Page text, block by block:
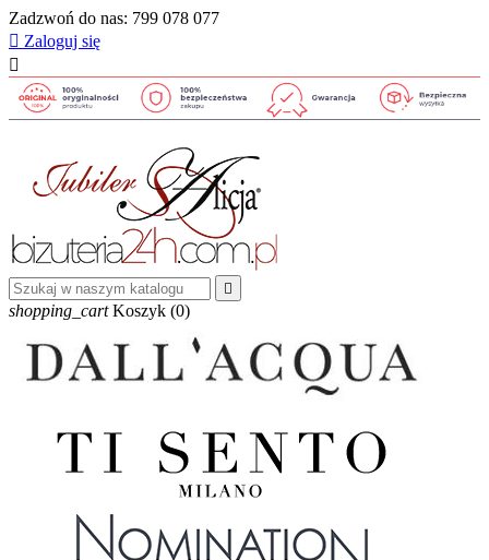
Zadzwoń do nas: 799 078 077
 Zaloguj się


shopping_cart Koszyk (0)